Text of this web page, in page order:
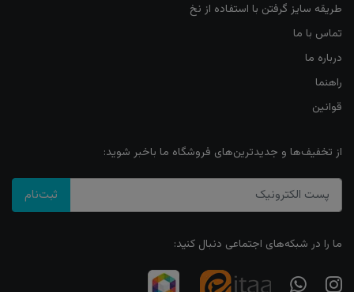
طریقه سایز گرفتن با استفاده از نخ
تماس با ما
درباره ما
راهنما
قوانین
از تخفیف‌ها و جدیدترین‌های فروشگاه ما باخبر شوید:
ثبت‌نام
ما را در شبکه‌های اجتماعی دنبال کنید: